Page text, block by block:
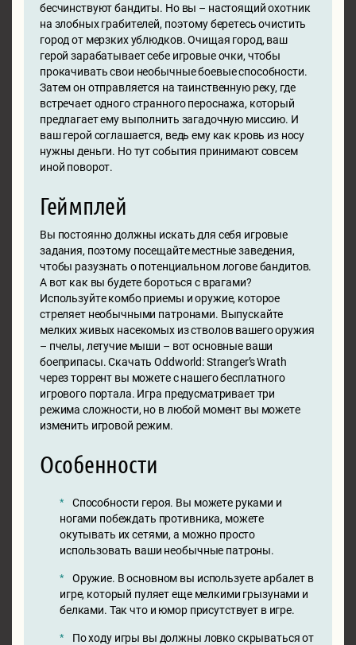
бесчинствуют бандиты. Но вы – настоящий охотник
на злобных грабителей, поэтому беретесь очистить
город от мерзких ублюдков. Очищая город, ваш
герой зарабатывает себе игровые очки, чтобы
прокачивать свои необычные боевые способности.
Затем он отправляется на таинственную реку, где
встречает одного странного пероснажа, который
предлагает ему выполнить загадочную миссию. И
ваш герой соглашается, ведь ему как кровь из носу
нужны деньги. Но тут события принимают совсем
иной поворот.
Геймплей
Вы постоянно должны искать для себя игровые
задания, поэтому посещайте местные заведения,
чтобы разузнать о потенциальном логове бандитов.
А вот как вы будете бороться с врагами?
Используйте комбо приемы и оружие, которое
стреляет необычными патронами. Выпускайте
мелких живых насекомых из стволов вашего оружия
– пчелы, летучие мыши – вот основные ваши
боеприпасы. Скачать Oddworld: Stranger’s Wrath
через торрент вы можете с нашего бесплатного
игрового портала. Игра предусматривает три
режима сложности, но в любой момент вы можете
изменить игровой режим.
Особенности
Способности героя. Вы можете руками и
ногами побеждать противника, можете
окутывать их сетями, а можно просто
использовать ваши необычные патроны.
Оружие. В основном вы используете арбалет в
игре, который пуляет еще мелкими грызунами и
белками. Так что и юмор присутствует в игре.
По ходу игры вы должны ловко скрываться от